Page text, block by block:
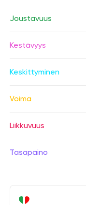
Joustavuus
Kestävyys
Keskittyminen
Voima
Liikkuvuus
Tasapaino